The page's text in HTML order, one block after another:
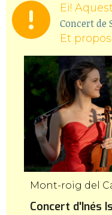
Ei!
Concert de
Et
Mont-roig del
Concert d'Inés